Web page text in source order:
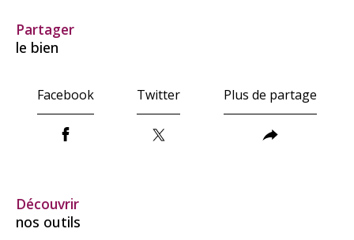
partager
le bien
Facebook Twitter Plus de partage
découvrir
nos outils